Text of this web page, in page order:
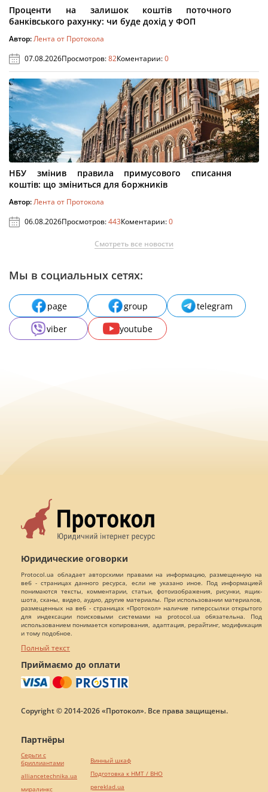
Проценти на залишок коштів поточного
банківського рахунку: чи буде дохід у ФОП
Автор:Лента от Протокола
07.08.2026Просмотров:82Коментарии:0
НБУ змінив правила примусового списання
коштів: що зміниться для боржників
Автор:Лента от Протокола
06.08.2026Просмотров:443Коментарии:0
Смотреть все новости
Мы в социальных сетях:
page group
telegram
viber
youtube
Юридические оговорки
Protocol.ua обладает авторскими правами на информацию, размещенную на
веб - страницах данного ресурса, если не указано иное. Под информацией
понимаются тексты, комментарии, статьи, фотоизображения, рисунки, ящик-
шота, сканы, видео, аудио, другие материалы. При использовании материалов,
размещенных на веб - страницах «Протокол» наличие гиперссылки открытого
для индексации поисковыми системами на protocol.ua обязательна. Под
использованием понимается копирования, адаптация, рерайтинг, модификация
и тому подобное.
Полный текст
Приймаємо до оплати
Copyright © 2014-2026 «Протокол». Все права защищены.
Партнёры
Серьги с
бриллиантами
alliancetechnika.ua
миралинкс
Винный шкаф
Подготовка к НМТ / ВНО
pereklad.ua